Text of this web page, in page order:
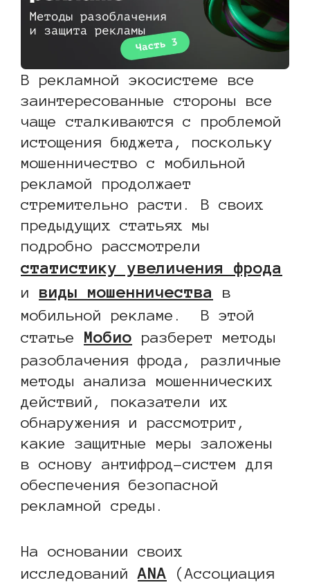
В рекламной экосистеме все
заинтересованные стороны все
чаще сталкиваются с проблемой
истощения бюджета, поскольку
мошенничество с мобильной
рекламой продолжает
стремительно расти. В своих
предыдущих статьях мы
подробно рассмотрели
статистику увеличения фрода
и виды мошенничества
в
мобильной рекламе. В этой
статье Мобио разберет методы
разоблачения фрода, различные
методы анализа мошеннических
действий, показатели их
обнаружения и рассмотрит,
какие защитные меры заложены
в основу антифрод-систем для
обеспечения безопасной
рекламной среды.
На основании своих
исследованийANA (Ассоциация